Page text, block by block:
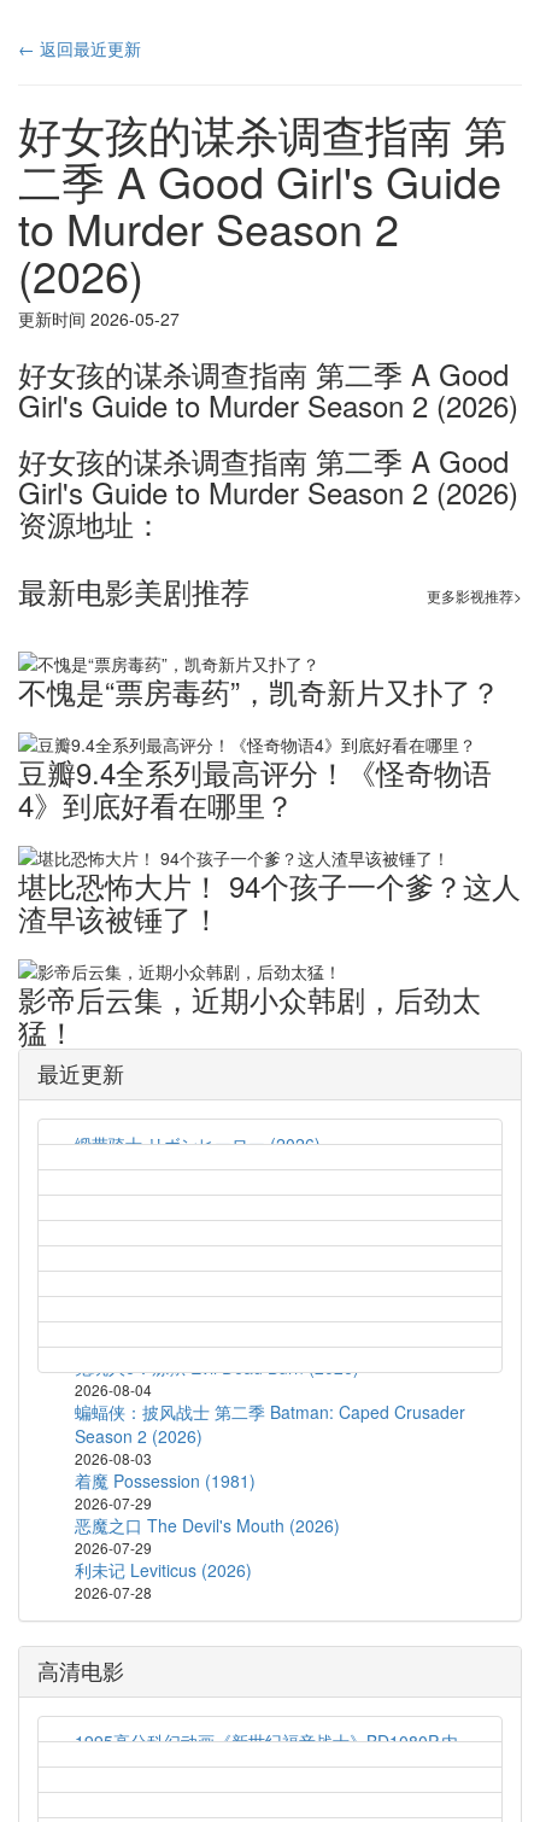
← 返回最近更新
好女孩的谋杀调查指南 第
二季 A Good Girl's Guide
to Murder Season 2
(2026)
更新时间 2026-05-27
好女孩的谋杀调查指南 第二季 A Good
Girl's Guide to Murder Season 2 (2026)
好女孩的谋杀调查指南 第二季 A Good
Girl's Guide to Murder Season 2 (2026)
资源地址：
最新电影美剧推荐
更多影视推荐>
不愧是“票房毒药”，凯奇新片又扑了？
豆瓣9.4全系列最高评分！《怪奇物语
4》到底好看在哪里？
堪比恐怖大片！ ​94个孩子一个爹？这人
渣早该被锤了！
影帝后云集，近期小众韩剧，后劲太
猛！
最近更新
缎带骑士 リボンヒーロー (2026)
2026-08-09
最后孤屋 The Last House (2026)
猛尸一家亲 Lockbox (2026)
2026-08-05
孤军突围 Lucky Strike (2026)
2026-08-04
鬼玩人6：炼狱 Evil Dead Burn (2026)
2026-08-04
蝙蝠侠：披风战士 第二季 Batman: Caped Crusader
Season 2 (2026)
2026-08-03
着魔 Possession (1981)
2026-07-29
恶魔之口 The Devil's Mouth (2026)
2026-07-29
利未记 Leviticus (2026)
2026-07-28
高清电影
1995高分科幻动画《新世纪福音战士》BD1080P.内
封简繁字幕
2021-03-19